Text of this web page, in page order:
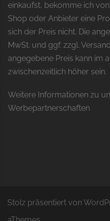
einkaufst, bekomme ich
Shop oder Anbieter eine
sich der Preis nicht. Die
MwSt. und ggf. zzgl.
angegebene Preis kann im
zwischenzeitlich höher sein.
Weitere Informationen zu
Werbepartnerschaften
Stolz präsentiert von